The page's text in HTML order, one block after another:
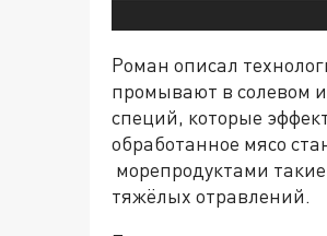
Роман описал
промывают в солевом
специй, которые
обработанное мясо
морепродуктами
тяжёлых отравлений.